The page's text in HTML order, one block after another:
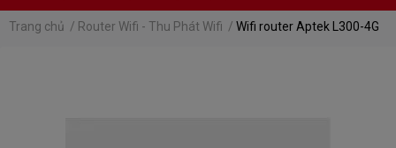
Trang chủ / Router Wifi - Thu Phát Wifi / Wifi router Aptek L300-4G